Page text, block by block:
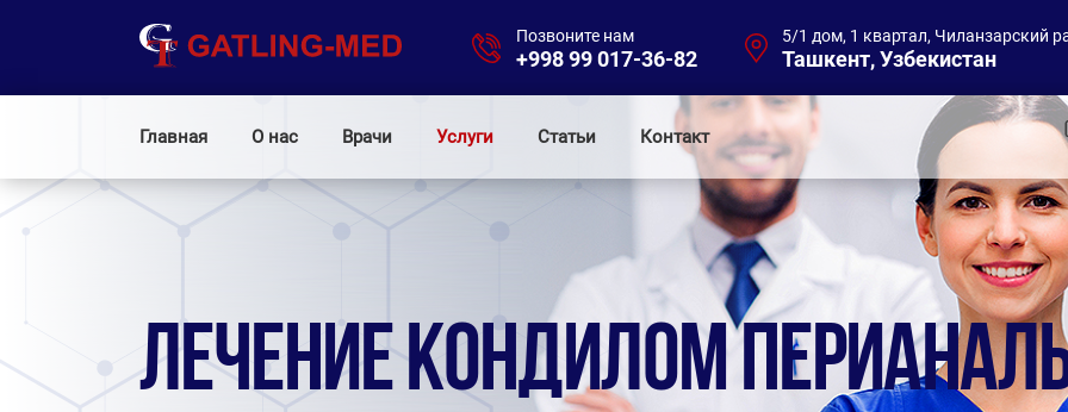
Позвоните нам
+998 99 017-36-82
5/1 дом, 1 квартал, Чиланзарский
Ташкент, Узбекистан
Главная О нас Врачи Услуги Статьи Контакт
ЛЕЧЕНИЕ КОНДИЛОМ